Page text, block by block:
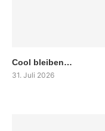
Cool bleiben…
31. Juli 2026